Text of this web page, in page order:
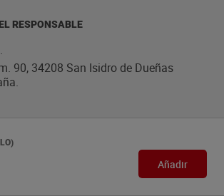
RESPONSABLE
90, 34208 San Isidro de Dueñas
Añadir